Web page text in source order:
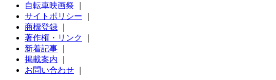
自転車映画祭
サイトポリシー
商標登録
著作権・リンク
新着記事
掲載案内
お問い合わせ